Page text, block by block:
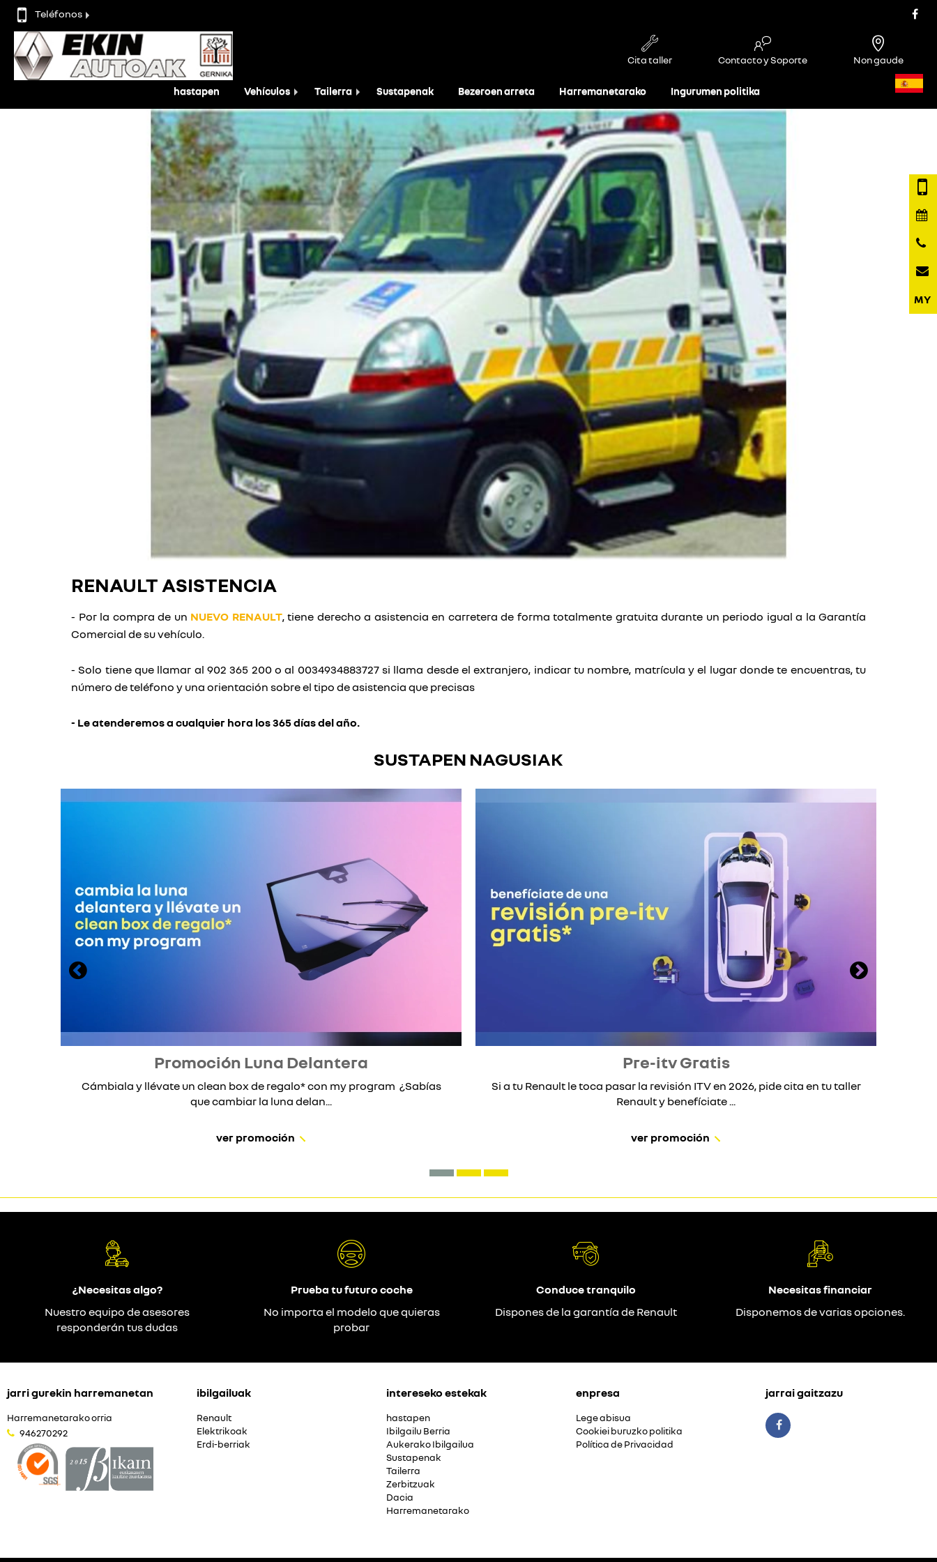
Teléfonos
Cita taller Contacto y Soporte Non gaude
hastapen Vehículos Tailerra Sustapenak Bezeroen arreta Harremanetarako Ingurumen politika
RENAULT ASISTENCIA
- Por la compra de un NUEVO RENAULT, tiene derecho a asistencia en carretera de forma totalmente gratuita durante un periodo igual a la Garantía
Comercial de su vehículo.
- Solo tiene que llamar al 902 365 200 o al 0034934883727 si llama desde el extranjero, indicar tu nombre, matrícula y el lugar donde te encuentras, tu
número de teléfono y una orientación sobre el tipo de asistencia que precisas
- Le atenderemos a cualquier hora los 365 días del año.
SUSTAPEN NAGUSIAK
Promoción Luna Delantera
Cámbiala y llévate un clean box de regalo* con my program ¿Sabías
que cambiar la luna delan...
ver promoción
Pre-itv Gratis
Si a tu Renault le toca pasar la revisión ITV en 2026, pide cita en tu taller
Renault y benefíciate ...
ver promoción
¿Necesitas algo?
Nuestro equipo de asesores
responderán tus dudas
Prueba tu futuro coche
No importa el modelo que quieras
probar
Conduce tranquilo
Dispones de la garantía de Renault
Necesitas financiar
Disponemos de varias opciones.
jarri gurekin harremanetan
Harremanetarako orria
946270292
ibilgailuak
Renault
Elektrikoak
Erdi-berriak
intereseko estekak
hastapen
Ibilgailu Berria
Aukerako Ibilgailua
Sustapenak
Tailerra
Zerbitzuak
Dacia
Harremanetarako
enpresa
Lege abisua
Cookiei buruzko politika
Política de Privacidad
jarrai gaitzazu